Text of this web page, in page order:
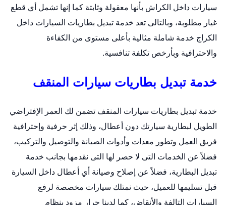
سيارات داخل الكراش بأنها معقولة وثابتة كما إنها تشمل أي قطع
غيار مطلوبة، وبالتالى تعد خدمة تبديل بطاريات السيارات داخل
الكراج خدمة شاملة مثالية بأعلى مستوى من الكفاءة
والاحترافية وبأرخص تكلفة تنافسية.
خدمة تبديل بطاريات سيارات المنقف
خدمة تبديل بطاريات سيارات المنقف تضمن لك العمر الإفتراضي
الطويل لبطارية سيارتك دون أعطال، وذلك إثر حرفية وإحترافية
فريق العمل وتطور معدات وأدوات الصيانة والتوصيل والتركيب،
فضلاً عن الخدمات التى لا حصر لها التى نقدمها بجانب خدمة
تبديل البطارية، فضلاً عن إصلاح وصيانة أي أعطال داخل السيارة
قبل تسليمها للعميل، حيث نمتلك سيارات مخصصة لرفع
السيارات التالفة والأنقاض، كما لدينا جرار مزود بنظام